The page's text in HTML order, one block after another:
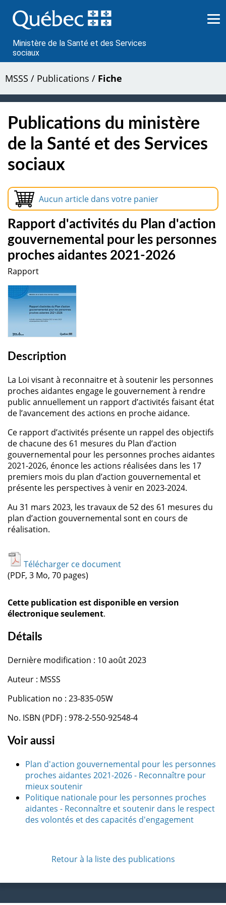
au
contenu
Ministère de la Santé et des Services
sociaux
MSSS / Publications / Fiche
Publications du ministère
de la Santé et des Services
sociaux
Aucun article dans votre panier
Rapport d'activités du Plan d'action
gouvernemental pour les personnes
proches aidantes 2021-2026
Rapport
Description
La Loi visant à reconnaitre et à soutenir les personnes
proches aidantes engage le gouvernement à rendre
public annuellement un rapport d’activités faisant état
de l’avancement des actions en proche aidance.
Ce rapport d’activités présente un rappel des objectifs
de chacune des 61 mesures du Plan d’action
gouvernemental pour les personnes proches aidantes
2021-2026, énonce les actions réalisées dans les 17
premiers mois du plan d’action gouvernemental et
présente les perspectives à venir en 2023-2024.
Au 31 mars 2023, les travaux de 52 des 61 mesures du
plan d’action gouvernemental sont en cours de
réalisation.
Télécharger ce document
(PDF, 3 Mo, 70 pages)
Cette publication est disponible en version
électronique seulement.
Détails
Dernière modification : 10 août 2023
Auteur : MSSS
Publication no : 23-835-05W
No. ISBN (PDF) : 978-2-550-92548-4
Voir aussi
Plan d'action gouvernemental pour les personnes
proches aidantes 2021-2026 - Reconnaître pour
mieux soutenir
Politique nationale pour les personnes proches
aidantes - Reconnaître et soutenir dans le respect
des volontés et des capacités d'engagement
Retour à la liste des publications